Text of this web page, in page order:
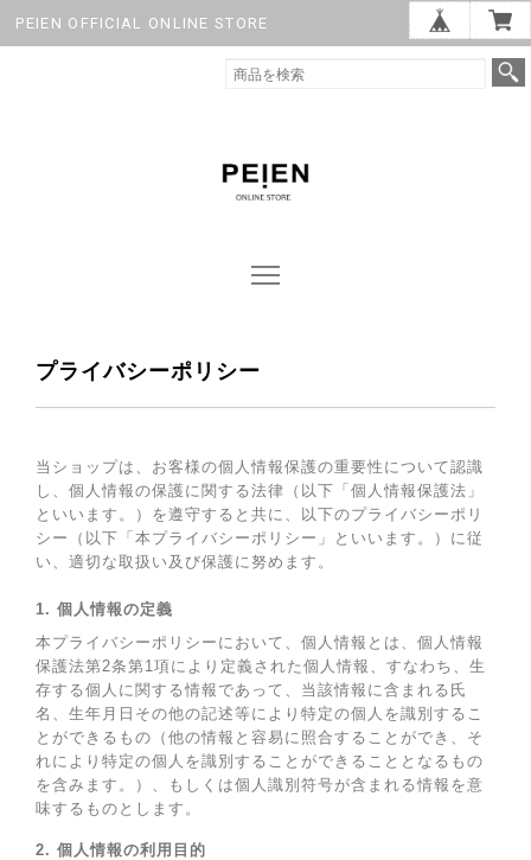
PEIEN OFFICIAL ONLINE STORE
プライバシーポリシー
当ショップは、お客様の個人情報保護の重要性について認識
し、個人情報の保護に関する法律（以下「個人情報保護法」
といいます。）を遵守すると共に、以下のプライバシーポリ
シー（以下「本プライバシーポリシー」といいます。）に従
い、適切な取扱い及び保護に努めます。
1. 個人情報の定義
本プライバシーポリシーにおいて、個人情報とは、個人情報
保護法第2条第1項により定義された個人情報、すなわち、生
存する個人に関する情報であって、当該情報に含まれる氏
名、生年月日その他の記述等により特定の個人を識別するこ
とができるもの（他の情報と容易に照合することができ、そ
れにより特定の個人を識別することができることとなるもの
を含みます。）、もしくは個人識別符号が含まれる情報を意
味するものとします。
2. 個人情報の利用目的